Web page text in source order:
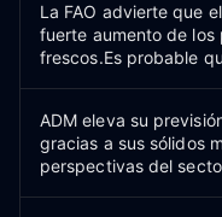
La FAO advierte que
fuerte aumento de los
frescos.Es probable
ADM eleva su
gracias a sus sólidos
perspectivas del